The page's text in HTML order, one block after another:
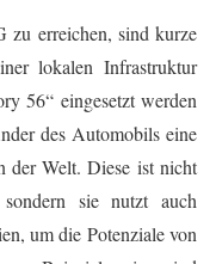
zu erreichen, sind kurze
lokalen Infrastruktur
56“ eingesetzt werden
des Automobils eine
der Welt. Diese ist nicht
sie nutzt auch
um die Potenziale von